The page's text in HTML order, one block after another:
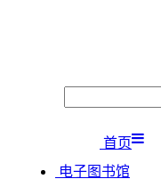
首页
电子图书馆